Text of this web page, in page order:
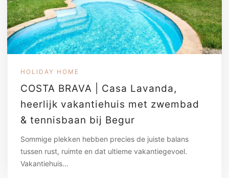
HOLIDAY HOME
COSTA BRAVA | Casa Lavanda,
heerlijk vakantiehuis met zwembad
& tennisbaan bij Begur
Sommige plekken hebben precies de juiste balans
tussen rust, ruimte en dat ultieme vakantiegevoel.
Vakantiehuis…